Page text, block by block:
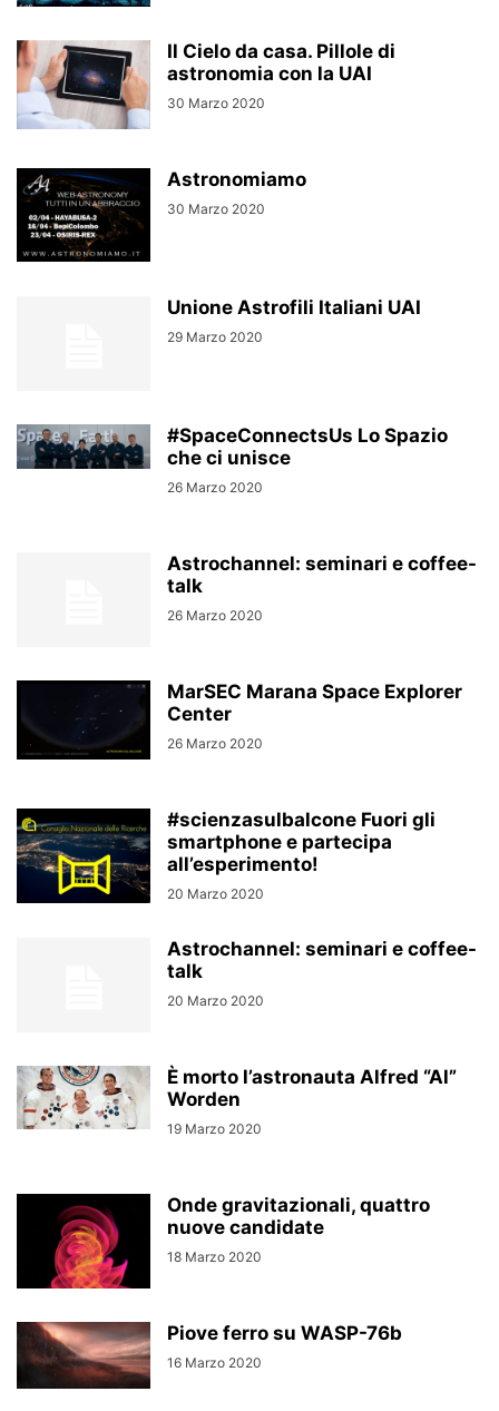
Il Cielo da casa. Pillole di
astronomia con la UAI
30 Marzo 2020
Astronomiamo
30 Marzo 2020
Unione Astrofili Italiani UAI
29 Marzo 2020
#SpaceConnectsUs Lo Spazio
che ci unisce
26 Marzo 2020
Astrochannel: seminari e coffee-
talk
26 Marzo 2020
MarSEC Marana Space Explorer
Center
26 Marzo 2020
#scienzasulbalcone Fuori gli
smartphone e partecipa
all’esperimento!
20 Marzo 2020
Astrochannel: seminari e coffee-
talk
20 Marzo 2020
È morto l’astronauta Alfred “Al”
Worden
19 Marzo 2020
Onde gravitazionali, quattro
nuove candidate
18 Marzo 2020
Piove ferro su WASP-76b
16 Marzo 2020